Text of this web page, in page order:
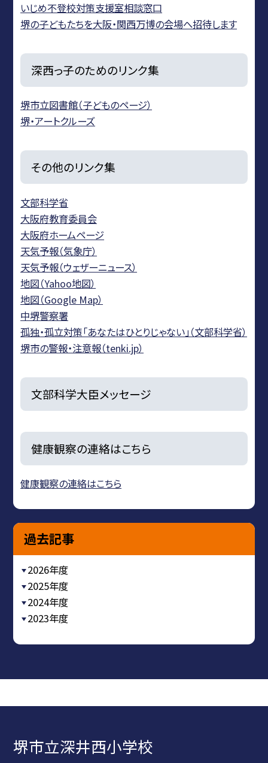
いじめ不登校対策支援室相談窓口
堺の子どもたちを大阪・関西万博の会場へ招待します
深西っ子のためのリンク集
堺市立図書館（子どものページ）
堺・アートクルーズ
その他のリンク集
文部科学省
大阪府教育委員会
大阪府ホームページ
天気予報（気象庁）
天気予報（ウェザーニュース）
地図（Yahoo地図）
地図（Google Map）
中堺警察署
孤独・孤立対策「あなたはひとりじゃない」（文部科学省）
堺市の警報・注意報（tenki.jp）
文部科学大臣メッセージ
健康観察の連絡はこちら
健康観察の連絡はこちら
過去記事
2026年度
2025年度
2024年度
2023年度
堺市立深井西小学校